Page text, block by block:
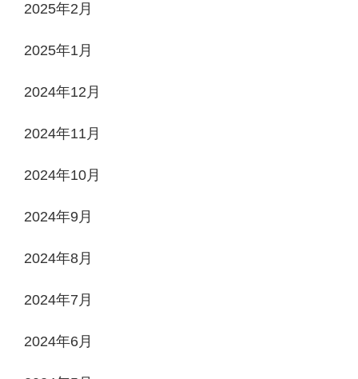
2025年2月
2025年1月
2024年12月
2024年11月
2024年10月
2024年9月
2024年8月
2024年7月
2024年6月